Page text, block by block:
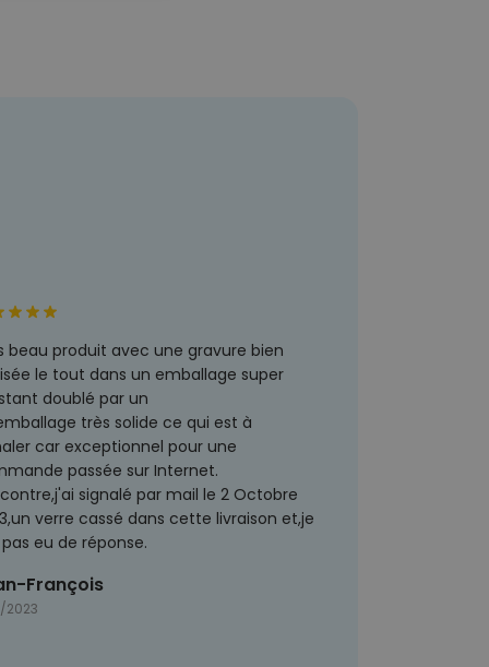
beau produit avec une gravure bien
le tout dans un emballage super
doublé par un
très solide ce qui est à
car exceptionnel pour une
passée sur Internet.
signalé par mail le 2 Octobre
verre cassé dans cette livraison et,je
eu de réponse.
François
2023